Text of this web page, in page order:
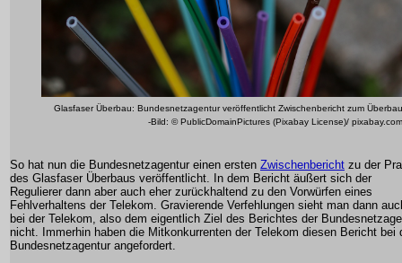
Glasfaser Überbau: Bundesnetzagentur veröffentlicht Zwischenbericht zum Überbau
-Bild: © PublicDomainPictures (Pixabay License)/ pixabay.com
So hat nun die Bundesnetzagentur einen ersten Zwischenbericht zu der
des Glasfaser Überbaus veröffentlicht. In dem Bericht äußert sich der
Regulierer dann aber auch eher zurückhaltend zu den Vorwürfen eines
Fehlverhaltens der Telekom. Gravierende Verfehlungen sieht man dann
bei der Telekom, also dem eigentlich Ziel des Berichtes der
nicht. Immerhin haben die Mitkonkurrenten der Telekom diesen Bericht bei
Bundesnetzagentur angefordert.